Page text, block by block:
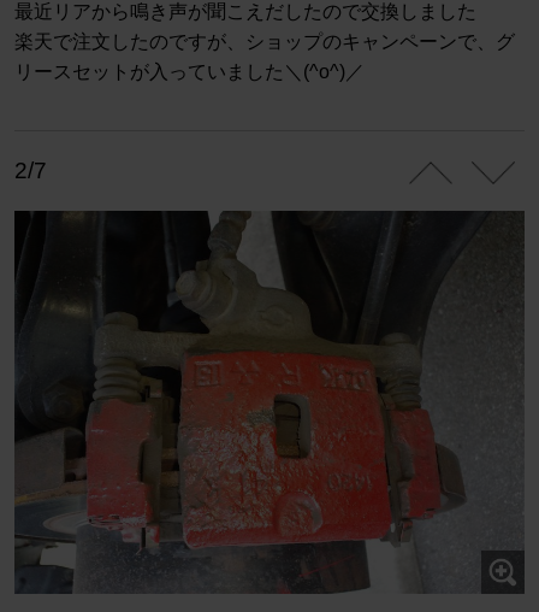
最近リアから鳴き声が聞こえだしたので交換しました
楽天で注文したのですが、ショップのキャンペーンで、グ
リースセットが入っていました＼(^o^)／
2/7